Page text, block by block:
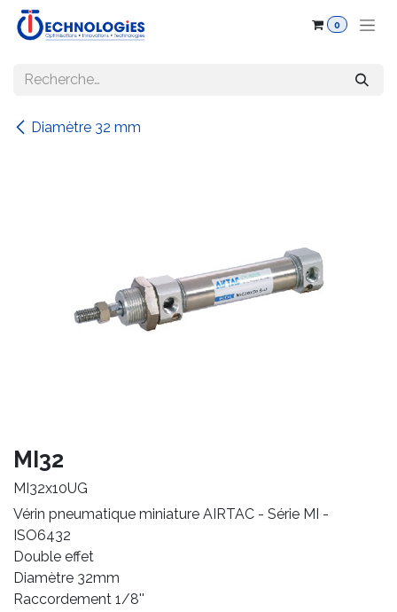
Se rendre au contenu
0
Diamètre 32 mm
MI32
MI32x10UG
Vérin pneumatique miniature AIRTAC - Série MI -
ISO6432
Double effet
Diamètre 32mm
Raccordement 1/8''